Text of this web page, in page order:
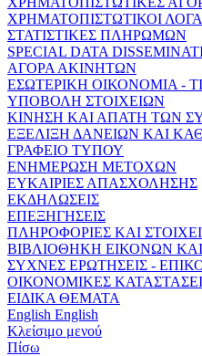
ΧΡΗΜΑΤΟΠΙΣΤΩΤΙΚΟΙ
ΣΤΑΤΙΣΤΙΚΕΣ ΠΛΗΡΩΜΩΝ
SPECIAL DATA
ΑΓΟΡΑ ΑΚΙΝΗΤΩΝ
ΕΣΩΤΕΡΙΚΗ ΟΙΚΟΝΟΜΙΑ -
ΥΠΟΒΟΛΗ ΣΤΟΙΧΕΙΩΝ
ΚΙΝΗΣΗ ΚΑΙ ΑΠΑΤΗ ΤΩΝ
ΕΞΕΛΙΞΗ ΔΑΝΕΙΩΝ ΚΑΙ
ΓΡΑΦΕΙΟ ΤΥΠΟΥ
ΕΝΗΜΕΡΩΣΗ ΜΕΤΟΧΩΝ
ΕΥΚΑΙΡΙΕΣ ΑΠΑΣΧΟΛΗΣΗΣ
ΕΚΔΗΛΩΣΕΙΣ
ΕΠΕΞΗΓΗΣΕΙΣ
ΠΛΗΡΟΦΟΡΙΕΣ ΚΑΙ
ΒΙΒΛΙΟΘΗΚΗ ΕΙΚΟΝΩΝ
ΣΥΧΝΕΣ ΕΡΩΤΗΣΕΙΣ -
ΟΙΚΟΝΟΜΙΚΕΣ
ΕΙΔΙΚΑ ΘΕΜΑΤΑ
English English
Κλείσιμο μενού
Πίσω